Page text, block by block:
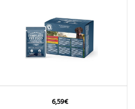
6,59€